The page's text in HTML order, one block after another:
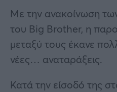
Με την ανακοίνωση
του Big Brother, η
μεταξύ τους έκανε
νέες… αναταράξεις.
Κατά την είσοδό της